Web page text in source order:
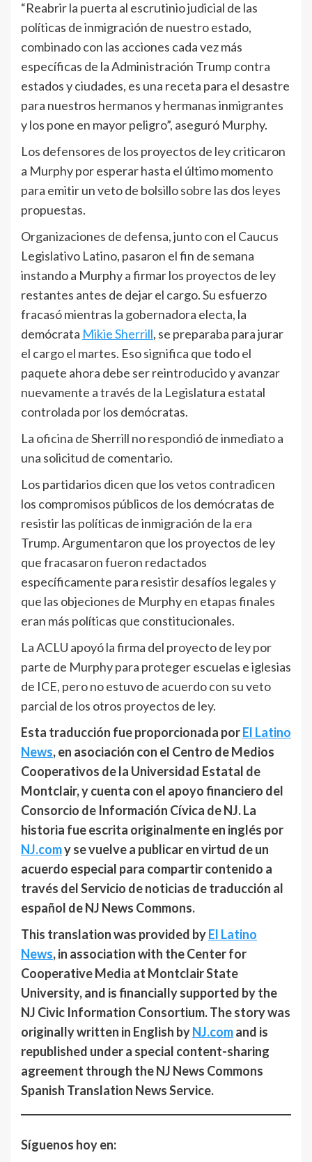
“Reabrir la puerta al escrutinio judicial de las
políticas de inmigración de nuestro estado,
combinado con las acciones cada vez más
específicas de la Administración Trump contra
estados y ciudades, es una receta para el desastre
para nuestros hermanos y hermanas inmigrantes
y los pone en mayor peligro”, aseguró Murphy.
Los defensores de los proyectos de ley criticaron
a Murphy por esperar hasta el último momento
para emitir un veto de bolsillo sobre las dos leyes
propuestas.
Organizaciones de defensa, junto con el Caucus
Legislativo Latino, pasaron el fin de semana
instando a Murphy a firmar los proyectos de ley
restantes antes de dejar el cargo. Su esfuerzo
fracasó mientras la gobernadora electa, la
demócrata Mikie Sherrill, se preparaba para jurar
el cargo el martes. Eso significa que todo el
paquete ahora debe ser reintroducido y avanzar
nuevamente a través de la Legislatura estatal
controlada por los demócratas.
La oficina de Sherrill no respondió de inmediato a
una solicitud de comentario.
Los partidarios dicen que los vetos contradicen
los compromisos públicos de los demócratas de
resistir las políticas de inmigración de la era
Trump. Argumentaron que los proyectos de ley
que fracasaron fueron redactados
específicamente para resistir desafíos legales y
que las objeciones de Murphy en etapas finales
eran más políticas que constitucionales.
La ACLU apoyó la firma del proyecto de ley por
parte de Murphy para proteger escuelas e iglesias
de ICE, pero no estuvo de acuerdo con su veto
parcial de los otros proyectos de ley.
Esta traducción fue proporcionada porEl Latino
News, en asociación con el Centro de Medios
Cooperativos de la Universidad Estatal de
Montclair, y cuenta con el apoyo financiero del
Consorcio de Información Cívica de NJ. La
historia fue escrita originalmente en inglés por
NJ.comy se vuelve a publicar en virtud de un
acuerdo especial para compartir contenido a
través del Servicio de noticias de traducción al
español de NJ News Commons.
This translation was provided byEl Latino
News, in association with the Center for
Cooperative Media at Montclair State
University, and is financially supported by the
NJ Civic Information Consortium. The story was
originally written in English byNJ.comand is
republished under a special content-sharing
agreement through the NJ News Commons
Spanish Translation News Service.
Síguenos hoy en: